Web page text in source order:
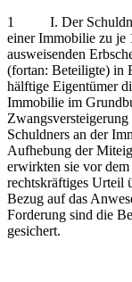
1 I. Der Schuldner
einer Immobilie zu je
ausweisenden
(fortan: Beteiligte) in
hälftige Eigentümer
Immobilie im
Schuldners an der
Aufhebung der
erwirkten sie vor
rechtskräftiges Urteil
Bezug auf das
Forderung sind die
gesichert.